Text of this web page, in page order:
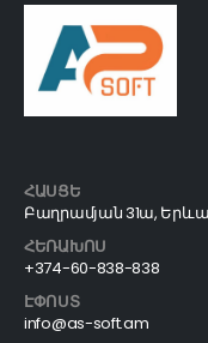
ՀԱՍՑԵ
Բաղրամյան 31ա,
ՀԵՌԱԽՈՍ
+374-60-838-838
ԷՓՈՍՏ
info@as-soft.am